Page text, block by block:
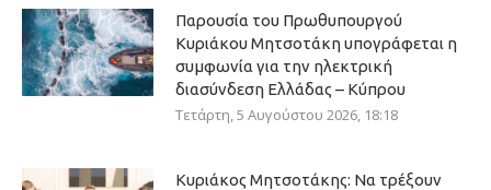
Παρουσία του Πρωθυπουργού
Κυριάκου Μητσοτάκη υπογράφεται η
συμφωνία για την ηλεκτρική
διασύνδεση Ελλάδας – Κύπρου
Τετάρτη, 5 Αυγούστου 2026, 18:18
Κυριάκος Μητσοτάκης: Να τρέξουν